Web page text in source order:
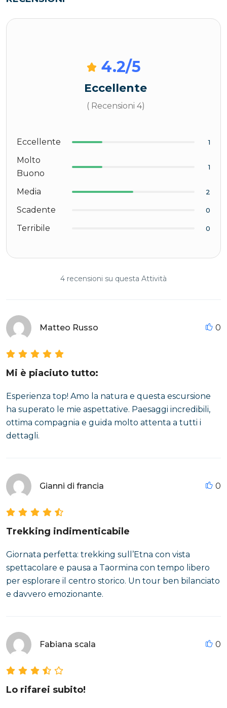
4.2/5
Eccellente
( Recensioni 4)
Eccellente 1
Molto
Buono
1
Media 2
Scadente 0
Terribile 0
4 recensioni su questa Attività
Matteo Russo 0
Mi è piaciuto tutto:
Esperienza top! Amo la natura e questa escursione
ha superato le mie aspettative. Paesaggi incredibili,
ottima compagnia e guida molto attenta a tutti i
dettagli.
Gianni di francia 0
Trekking indimenticabile
Giornata perfetta: trekking sull’Etna con vista
spettacolare e pausa a Taormina con tempo libero
per esplorare il centro storico. Un tour ben bilanciato
e davvero emozionante.
Fabiana scala 0
Lo rifarei subito!